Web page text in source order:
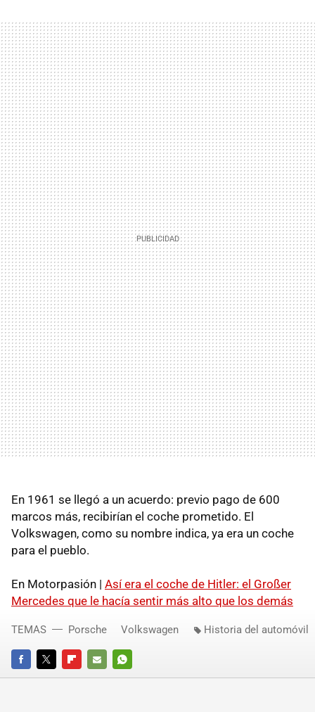
En 1961 se llegó a un acuerdo: previo pago de 600
marcos más, recibirían el coche prometido. El
Volkswagen, como su nombre indica, ya era un coche
para el pueblo.
En Motorpasión | Así era el coche de Hitler: el Großer
Mercedes que le hacía sentir más alto que los demás
FACEBOOKTWITTERFLIPBOARD
E-
WHATSAPP
TEMAS Porsche Volkswagen Historia del automóvil